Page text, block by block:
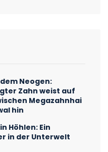
Neogen:
Zahn weist auf
Megazahnhai
hin
Höhlen: Ein
in der Unterwelt